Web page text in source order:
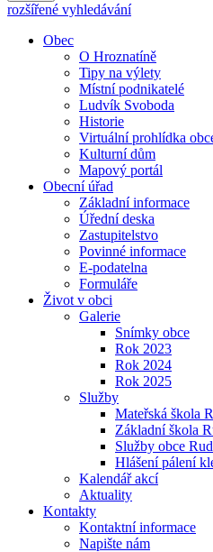
rozšířené vyhledávání
Obec
O Hroznatíně
Tipy na výlety
Místní podnikatelé
Ludvík Svoboda
Historie
Virtuální prohlídka
Kulturní dům
Mapový portál
Obecní úřad
Základní informace
Úřední deska
Zastupitelstvo
Povinné informace
E-podatelna
Formuláře
Život v obci
Galerie
Snímky obce
Rok 2023
Rok 2024
Rok 2025
Služby
Mateřská škola
Základní škola
Služby obce
Hlášení pálení
Kalendář akcí
Aktuality
Kontakty
Kontaktní informace
Napište nám